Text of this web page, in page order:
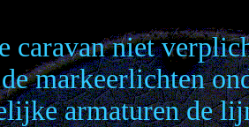
caravan niet
markeerlichten
armaturen de